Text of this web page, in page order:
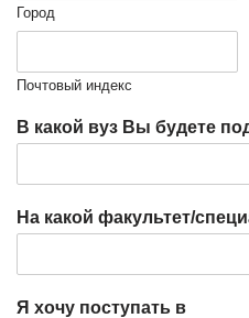
Город
Почтовый индекс
В какой вуз Вы будете
На какой факультет/
Я хочу поступать в